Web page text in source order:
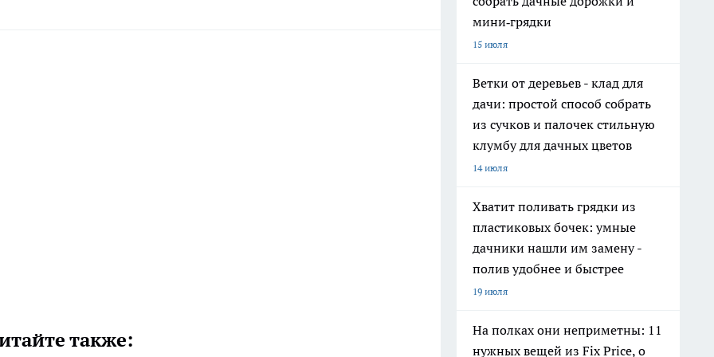
также:
мини‑грядки
15 июля
Ветки от деревьев - клад для
дачи: простой способ собрать
из сучков и палочек стильную
клумбу для дачных цветов
14 июля
Хватит поливать грядки из
пластиковых бочек: умные
дачники нашли им замену -
полив удобнее и быстрее
19 июля
На полках они неприметны: 11
нужных вещей из Fix Price, о